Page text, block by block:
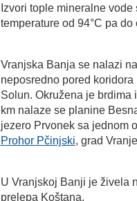
Izvori tople mineralne
temperature od 94°C pa
Vranjska Banja se nalazi
neposredno pored
Solun. Okružena je brdima
km nalaze se planine
jezero Prvonek sa jednom
Prohor Pčinjski, grad
U Vranjskoj Banji je živela
prelepa Koštana.